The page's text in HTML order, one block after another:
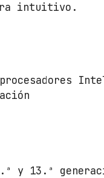
intuitivo.
y 13.ª